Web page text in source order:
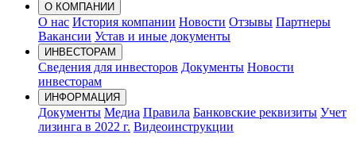
О КОМПАНИИ
О нас История компании Новости Отзывы Партнеры
Вакансии Устав и иные документы
ИНВЕСТОРАМ
Сведения для инвесторов Документы Новости
инвесторам
ИНФОРМАЦИЯ
Документы Медиа Правила Банковские реквизиты Учет
лизинга в 2022 г. Видеоинструкции